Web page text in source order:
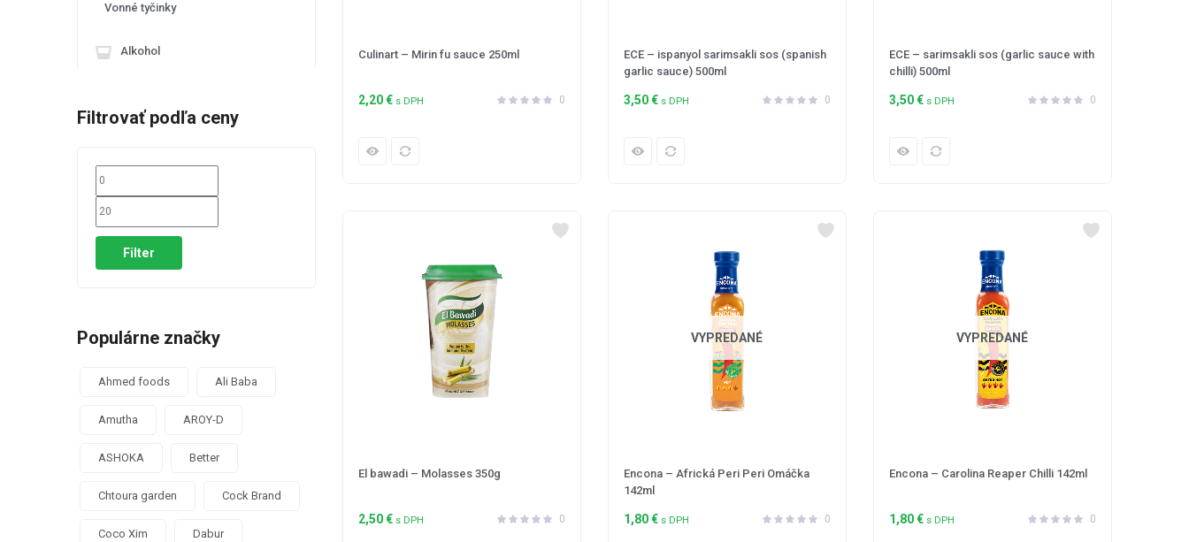
Culinart – Mirin fu sauce 250ml
0
2,20€ s DPH
ECE – ispanyol sarimsakli sos (spanish
garlic sauce) 500ml
0
3,50€ s DPH
ECE – sarimsakli sos (garlic sauce with
chilli) 500ml
0
3,50€ s DPH
El bawadi – Molasses 350g
0
2,50€ s DPH
VYPREDANÉ
Encona – Africká Peri Peri Omáčka
142ml
0
1,80€ s DPH
VYPREDANÉ
Encona – Carolina Reaper Chilli 142ml
0
1,80€ s DPH
Vonné tyčinky
Alkohol
Filtrovať podľa ceny
Filter
Populárne značky
Ahmed foods Ali Baba
Amutha AROY-D
ASHOKA Better
Chtoura garden Cock Brand
Coco Xim Dabur